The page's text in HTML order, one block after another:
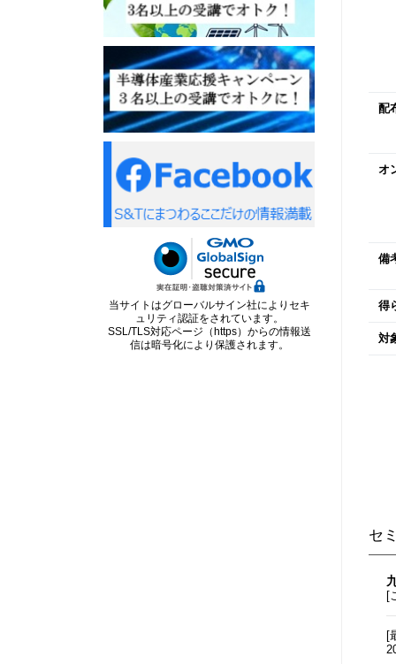
配
オ
備
得
対
セ
[
[
当サイトはグローバルサイン社によりセキ
ュリティ認証をされています。
SSL/TLS対応ページ（https）からの情報送
信は暗号化により保護されます。